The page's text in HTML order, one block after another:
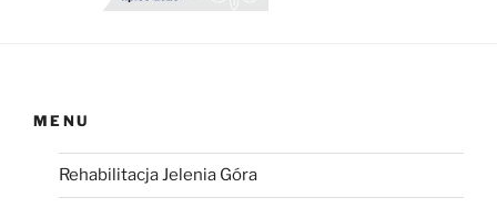
MENU
Rehabilitacja Jelenia Góra